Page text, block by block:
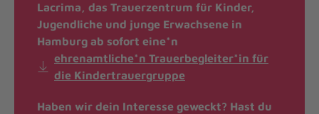
Lacrima, das Trauerzentrum für Kinder,
Jugendliche und junge Erwachsene in
Hamburg ab sofort eine*n
ehrenamtliche*n Trauerbegleiter*in für
die Kindertrauergruppe
Haben wir dein Interesse geweckt? Hast du